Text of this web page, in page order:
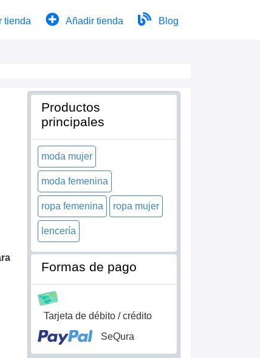
tienda Añadir tienda Blog
Productos
principales
moda mujer
moda femenina
ropa femenina ropa mujer
lencería
Formas de pago
Tarjeta de débito / crédito
SeQura